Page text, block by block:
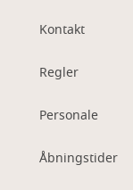
Kontakt
Regler
Personale
Åbningstider